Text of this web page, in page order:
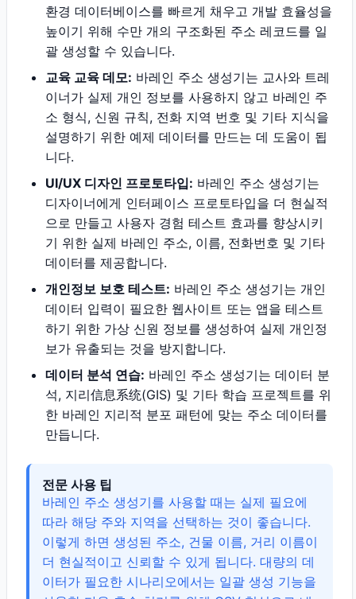
환경 데이터베이스를 빠르게 채우고 개발 효율성을
높이기 위해 수만 개의 구조화된 주소 레코드를 일
괄 생성할 수 있습니다.
교육 교육 데모: 바레인 주소 생성기는 교사와 트레
이너가 실제 개인 정보를 사용하지 않고 바레인 주
소 형식, 신원 규칙, 전화 지역 번호 및 기타 지식을
설명하기 위한 예제 데이터를 만드는 데 도움이 됩
니다.
UI/UX 디자인 프로토타입: 바레인 주소 생성기는
디자이너에게 인터페이스 프로토타입을 더 현실적
으로 만들고 사용자 경험 테스트 효과를 향상시키
기 위한 실제 바레인 주소, 이름, 전화번호 및 기타
데이터를 제공합니다.
개인정보 보호 테스트: 바레인 주소 생성기는 개인
데이터 입력이 필요한 웹사이트 또는 앱을 테스트
하기 위한 가상 신원 정보를 생성하여 실제 개인정
보가 유출되는 것을 방지합니다.
데이터 분석 연습: 바레인 주소 생성기는 데이터 분
석, 지리信息系统(GIS) 및 기타 학습 프로젝트를 위
한 바레인 지리적 분포 패턴에 맞는 주소 데이터를
만듭니다.
전문 사용 팁
바레인 주소 생성기를 사용할 때는 실제 필요에
따라 해당 주와 지역을 선택하는 것이 좋습니다.
이렇게 하면 생성된 주소, 건물 이름, 거리 이름이
더 현실적이고 신뢰할 수 있게 됩니다. 대량의 데
이터가 필요한 시나리오에서는 일괄 생성 기능을